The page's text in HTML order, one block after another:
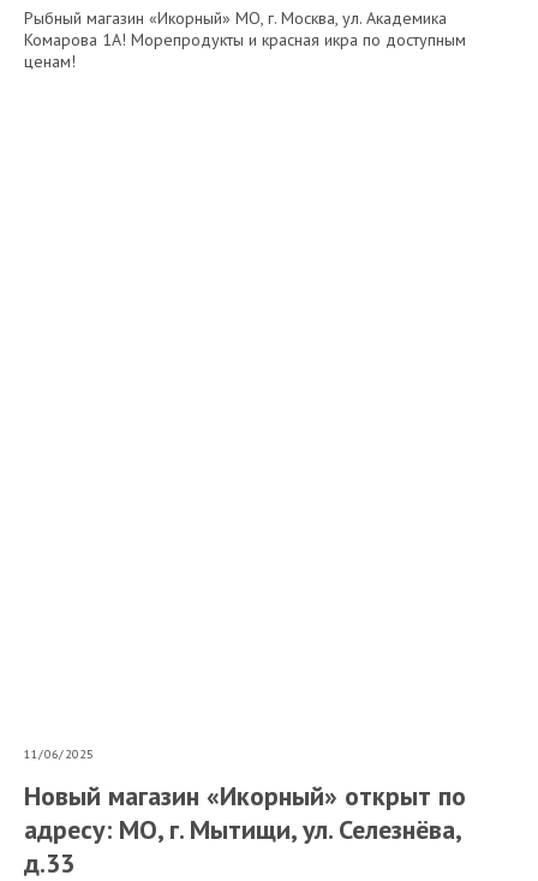
Рыбный магазин «Икорный» МО, г. Москва, ул. Академика
Комарова 1А! Морепродукты и красная икра по доступным
ценам!
11/06/2025
Новый магазин «Икорный» открыт по
адресу: МО, г. Мытищи, ул. Селезнёва,
д.33